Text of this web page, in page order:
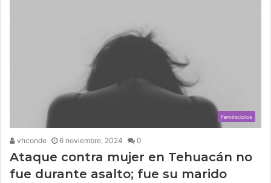
Feminicidios
vhconde 6 noviembre, 2024 0
Ataque contra mujer en Tehuacán no
fue durante asalto; fue su marido